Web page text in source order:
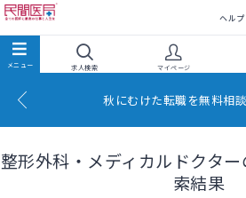
ヘルプ
求人検索 マイページ
秋にむけた転職を無料相
整形外科・メディカルドクタ
索結果